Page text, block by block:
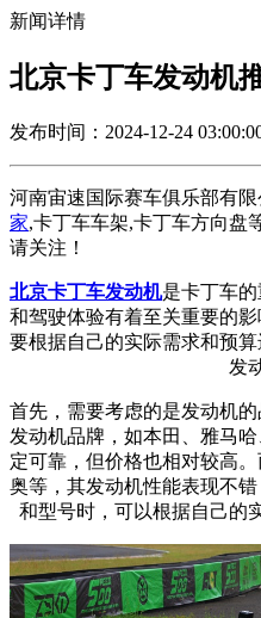
新闻详情
北京卡丁车发动机
发布时间：2024-12-24
河南宙速国际赛车俱乐部有
家,卡丁车车架,卡丁车方向盘
请关注！
北京卡丁车发动机是卡丁车
和驾驶体验有着至关重要的
要根据自己的实际需求和预
发
首先，需要考虑的是发动机
发动机品牌，如本田、雅马
定可靠，但价格也相对较高
奥等，其发动机性能表现不
和型号时，可以根据自己的